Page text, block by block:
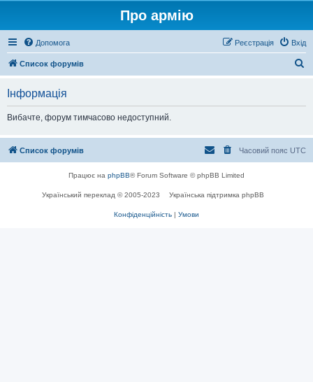
Про армію
Допомога Вхід
Реєстрація
Список форумів
Інформація
Вибачте, форум тимчасово недоступний.
Список форумів Часовий пояс UTC
Працює на phpBB® Forum Software © phpBB Limited
Український переклад © 2005-2023 Українська підтримка phpBB
Конфіденційність | Умови